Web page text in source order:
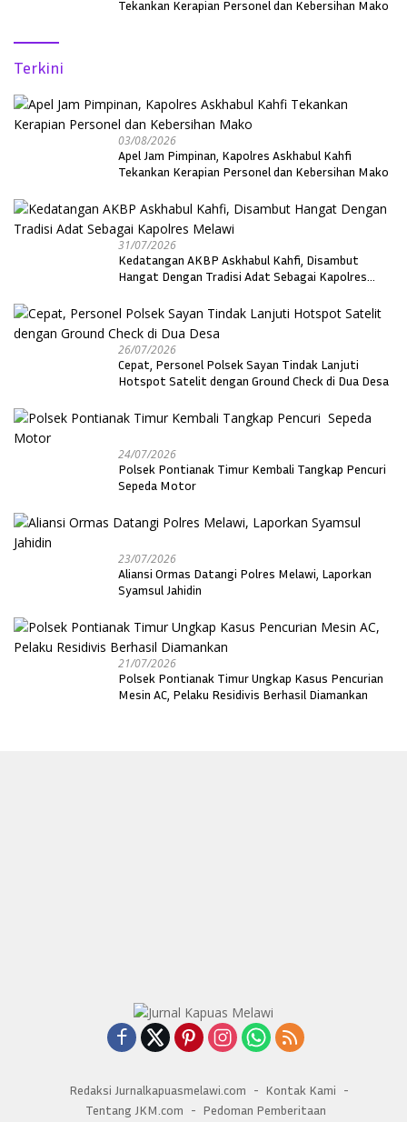
Tekankan Kerapian Personel dan Kebersihan Mako
Terkini
03/08/2026
Apel Jam Pimpinan, Kapolres Askhabul Kahfi
Tekankan Kerapian Personel dan Kebersihan Mako
31/07/2026
Kedatangan AKBP Askhabul Kahfi, Disambut
Hangat Dengan Tradisi Adat Sebagai Kapolres
26/07/2026
Cepat, Personel Polsek Sayan Tindak Lanjuti
Hotspot Satelit dengan Ground Check di Dua Desa
24/07/2026
Polsek Pontianak Timur Kembali Tangkap Pencuri
Sepeda Motor
23/07/2026
Aliansi Ormas Datangi Polres Melawi, Laporkan
Syamsul Jahidin
21/07/2026
Polsek Pontianak Timur Ungkap Kasus Pencurian
Mesin AC, Pelaku Residivis Berhasil Diamankan
Redaksi Jurnalkapuasmelawi.com
Kontak Kami
Tentang JKM.com
Pedoman Pemberitaan